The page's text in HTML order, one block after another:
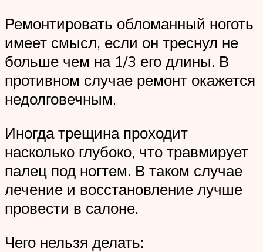
Ремонтировать обломанный ноготь
имеет смысл, если он треснул не
больше чем на 1/3 его длины. В
противном случае ремонт окажется
недолговечным.
Иногда трещина проходит
насколько глубоко, что травмирует
палец под ногтем. В таком случае
лечение и восстановление лучше
провести в салоне.
Чего нельзя делать: